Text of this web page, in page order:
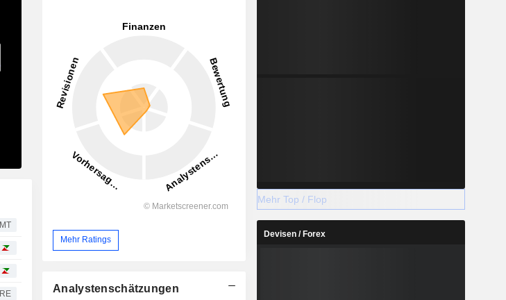
MT
RE
Mehr Ratings
Analystenschätzungen
Mehr Top / Flop
Devisen / Forex